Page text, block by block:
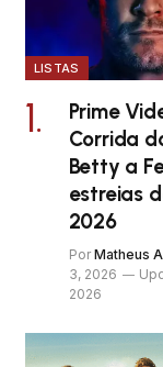
LISTAS
Prime
Corrida
Betty a
estreias
2026
Por Matheus
3, 2026
2026